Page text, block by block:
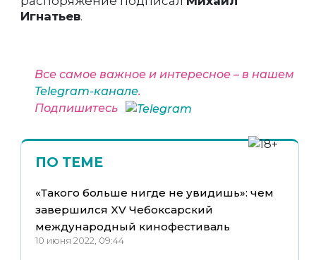
Игнатьев.
Все самое важное и интересное – в нашем
Telegram-канале.
Подпишитесь
ПО ТЕМЕ
«Такого больше нигде не увидишь»: чем
завершился XV Чебоксарский
международный кинофестиваль
10 июня 2022, 09:44